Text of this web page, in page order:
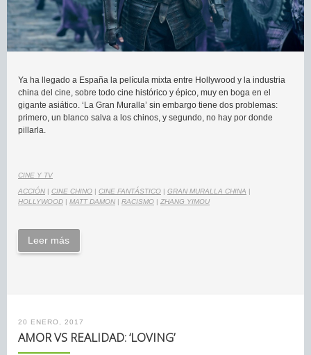
Ya ha llegado a España la película mixta entre Hollywood y la industria
china del cine, sobre todo cine histórico y épico, muy en boga en el
gigante asiático. ‘La Gran Muralla’ sin embargo tiene dos problemas:
primero, un blanco salva a los chinos, y segundo, no hay por donde
pillarla.
CINE Y TV
ACCIÓN CINE CHINO CINE FANTÁSTICO GRAN MURALLA CHINA
HOLLYWOOD
MATT DAMON RACISMO ZHANG YIMOU
Leer más
20 ENERO, 2017
AMOR VS REALIDAD: ‘LOVING’